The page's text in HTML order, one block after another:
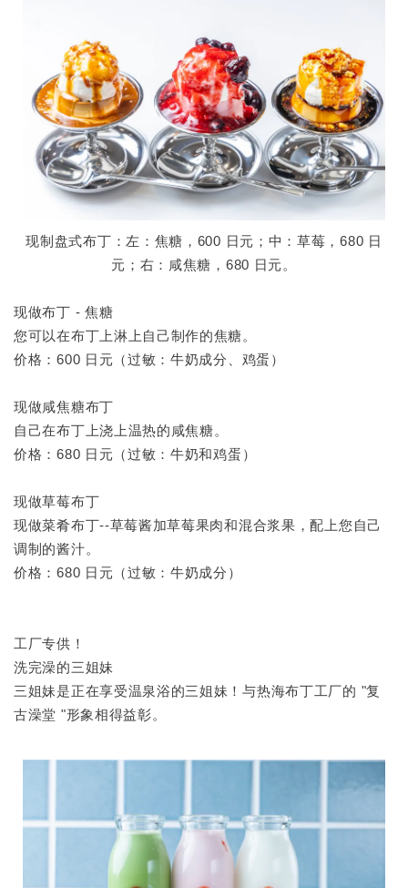
现制盘式布丁：左：焦糖，600 日元；中：草莓，680 日
元；右：咸焦糖，680 日元。
现做布丁 - 焦糖
您可以在布丁上淋上自己制作的焦糖。
价格：600 日元（过敏：牛奶成分、鸡蛋）
现做咸焦糖布丁
自己在布丁上浇上温热的咸焦糖。
价格：680 日元（过敏：牛奶和鸡蛋）
现做草莓布丁
现做菜肴布丁--草莓酱加草莓果肉和混合浆果，配上您自己
调制的酱汁。
价格：680 日元（过敏：牛奶成分）
工厂专供！
洗完澡的三姐妹
三姐妹是正在享受温泉浴的三姐妹！与热海布丁工厂的 "复
古澡堂 "形象相得益彰。